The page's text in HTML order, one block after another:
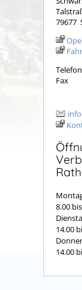
79677
Telefon
Fax
8.00
14.00
14.00